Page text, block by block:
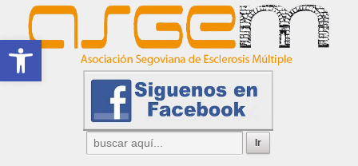
Abrir barra de herramientas